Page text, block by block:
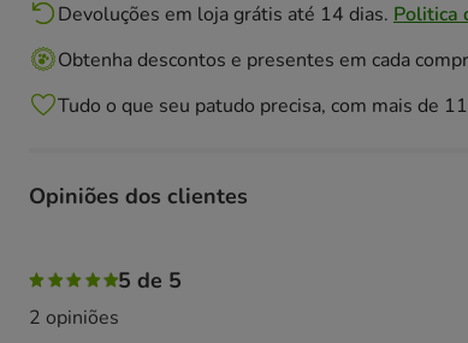
Devoluções em loja grátis até 14 dias. Politica
Obtenha descontos e presentes em cada
Tudo o que seu patudo precisa, com mais de
Opiniões dos clientes
5 de 5
2 opiniões